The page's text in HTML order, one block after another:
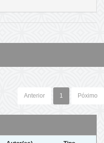
Anterior 1 Póximo